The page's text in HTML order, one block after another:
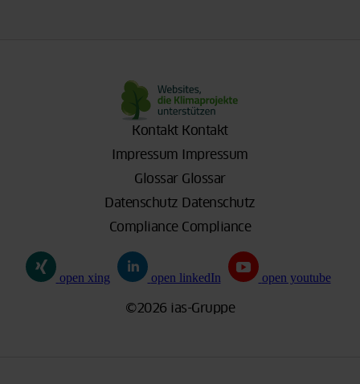
open xing open linkedIn open youtube
©2026 ias-Gruppe
Kontakt Kontakt
Impressum
Impressum
Glossar Glossar
Datenschutz
Datenschutz
Compliance Compliance